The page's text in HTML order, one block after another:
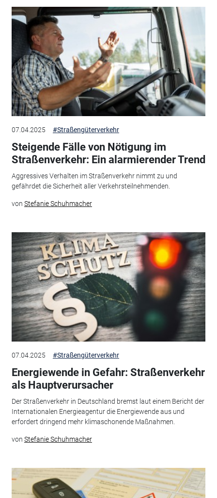
07.04.2025 #Straßengüterverkehr
Steigende Fälle von Nötigung im
Straßenverkehr: Ein alarmierender Trend
Aggressives Verhalten im Straßenverkehr nimmt zu und
gefährdet die Sicherheit aller Verkehrsteilnehmenden.
von Stefanie Schuhmacher
07.04.2025 #Straßengüterverkehr
Energiewende in Gefahr: Straßenverkehr
als Hauptverursacher
Der Straßenverkehr in Deutschland bremst laut einem Bericht der
Internationalen Energieagentur die Energiewende aus und
erfordert dringend mehr klimaschonende Maßnahmen.
von Stefanie Schuhmacher